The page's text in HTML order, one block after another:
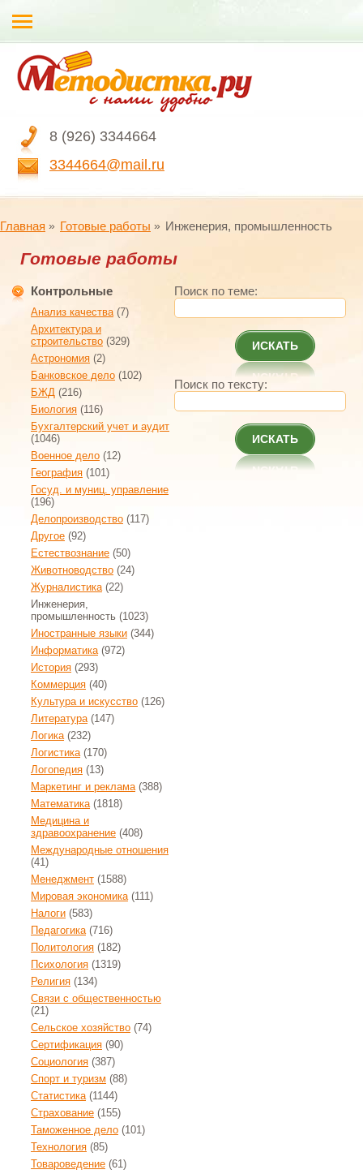
8 (926) 3344664
3344664@mail.ru
Главная Готовые работы Инженерия, промышленность
Готовые работы
Контрольные
Анализ качества(7)
Архитектура и
строительство (329)
Астрономия (2)
Банковское дело (102)
БЖД (216)
Биология (116)
Бухгалтерский учет и аудит
(1046)
Военное дело (12)
География (101)
Госуд. и муниц. управление
(196)
Делопроизводство (117)
Другое (92)
Естествознание (50)
Животноводство (24)
Журналистика(22)
Инженерия,
промышленность (1023)
Иностранные языки (344)
Информатика(972)
История (293)
Коммерция (40)
Культура и искусство (126)
Литература(147)
Логика(232)
Логистика(170)
Логопедия (13)
Маркетинг и реклама(388)
Математика(1818)
Медицина и
здравоохранение (408)
Международные отношения
(41)
Менеджмент (1588)
Мировая экономика(111)
Налоги (583)
Педагогика(716)
Политология (182)
Психология (1319)
Религия (134)
Связи с общественностью
(21)
Сельское хозяйство (74)
Сертификация (90)
Социология (387)
Спорт и туризм (88)
Статистика(1144)
Страхование (155)
Таможенное дело (101)
Технология (85)
Товароведение (61)
Поиск по теме:
ИСКАТЬ
Поиск по тексту:
ИСКАТЬ